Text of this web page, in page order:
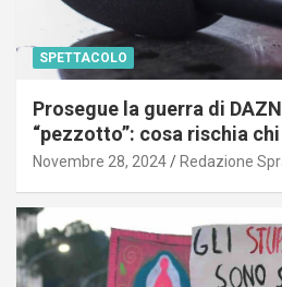
SPETTACOLO
Prosegue la guerra di
“pezzotto”: cosa rischia
Novembre 28, 2024 Redazione